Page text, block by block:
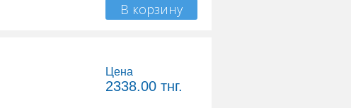
В корзину
Цена
2338.00 тнг.